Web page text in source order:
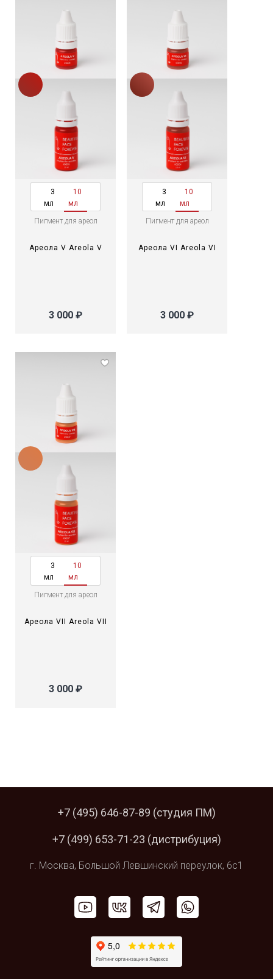
3
мл
10
мл
Пигмент для ареол
Ареола V Areola V
3 000 ₽
3
мл
10
мл
Пигмент для ареол
Ареола VI Areola VI
3 000 ₽
3
мл
10
мл
Пигмент для ареол
Ареола VII Areola VII
3 000 ₽
+7 (495) 646-87-89 (студия ПМ)
+7 (499) 653-71-23 (дистрибуция)
г. Москва, Большой Левшинский переулок, 6с1